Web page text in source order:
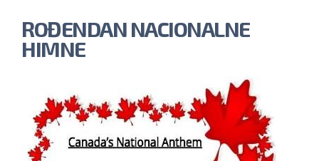
ROĐENDAN NACIONALNE
HIMNE